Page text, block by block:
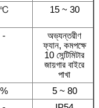
℃ 15 ~ 30
-
অভ্যন্তরীণ
ফ্যান, কমপক্ষে
10 সেন্টিমিটার
জায়গার বাইরে
পাখা
%
5 ~ 80